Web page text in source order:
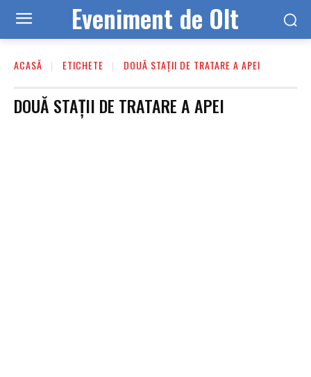
Eveniment de Olt
ACASĂ ETICHETE DOUĂ STAȚII DE TRATARE A APEI
DOUĂ STAȚII DE TRATARE A APEI